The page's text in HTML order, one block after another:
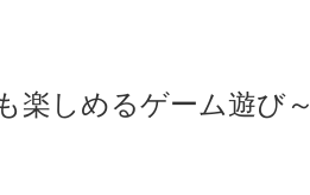
楽しめるゲーム遊び～